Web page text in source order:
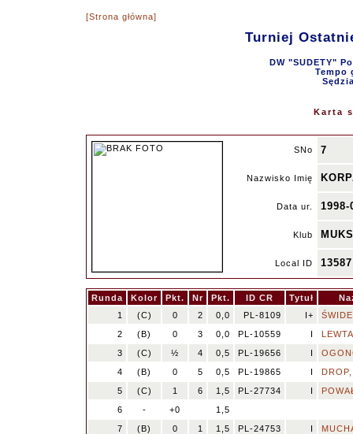
[Strona główna]
Turniej
DW "SUDETY"
Tempo
Karta
SNo 7
Nazwisko Imię
Data ur. 1998-
Klub
Local ID
Runda Kolor Pkt. Nr Pkt. ID CR Tytuł
1
(C) 0 2 0,0 PL-8109 I+
2
(B) 0 3 0,0 PL-10559 I
3
(C) ½ 4 0,5 PL-19656 I
4
(B) 0 5 0,5 PL-19865 I
5
(C) 1 6 1,5 PL-27734 I
6
- +0
1,5
7
(B) 0 1 1,5 PL-24753 I